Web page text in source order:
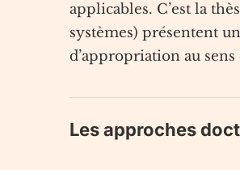
applicables. C’est la
systèmes) présentent
d’appropriation au
Les approches